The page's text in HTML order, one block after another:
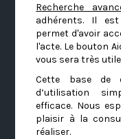
Recherche
adhérents. Il
permet d'avoir
l'acte. Le bouton
vous sera très
Cette base de
d’utilisation
efficace. Nous
plaisir à la
réaliser.